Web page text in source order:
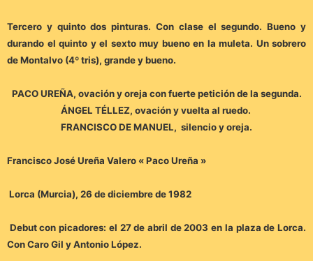
Tercero y quinto dos pinturas. Con clase el segundo. Bueno y
durando el quinto y el sexto muy bueno en la muleta. Un sobrero
de Montalvo (4º tris), grande y bueno.
PACO UREÑA, ovación y oreja con fuerte petición de la segunda.
ÁNGEL TÉLLEZ, ovación y vuelta al ruedo.
FRANCISCO DE MANUEL, silencio y oreja.
Francisco José Ureña Valero « Paco Ureña »
Lorca (Murcia), 26 de diciembre de 1982
Debut con picadores: el 27 de abril de 2003 en la plaza de Lorca.
Con Caro Gil y Antonio López.